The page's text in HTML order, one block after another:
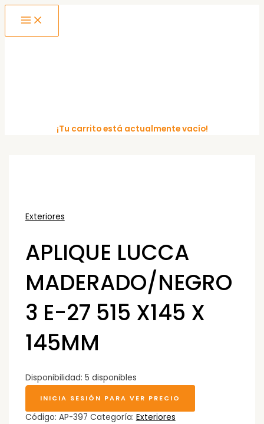
Ir
MENU
¡Tu carrito está actualmente vacío!
Exteriores
APLIQUE LUCCA
MADERADO/NEGRO
3 E-27 515 X145 X
145MM
Disponibilidad: 5 disponibles
INICIA SESIÓN PARA VER PRECIO
Código: AP-397 Categoría: Exteriores